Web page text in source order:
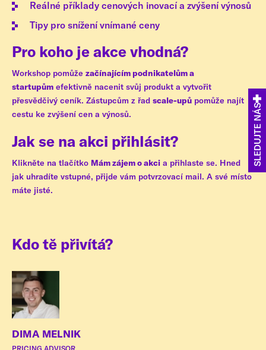
Reálné příklady cenových inovací a zvýšení výnosů
Tipy pro snížení vnímané ceny
Pro koho je akce vhodná?
Workshop pomůže začínajícím podnikatelům a
startupům efektivně nacenit svůj produkt a vytvořit
přesvědčivý ceník. Zástupcům z řad scale-upů pomůže najít
cestu ke zvýšení cen a výnosů.
Jak se na akci přihlásit?
Klikněte na tlačítko Mám zájem o akci a přihlaste se. Hned
jak uhradíte vstupné, přijde vám potvrzovací mail. A své místo
máte jisté.
Kdo tě přivítá?
DIMA MELNIK
PRICING ADVISOR
SLEDUJTE NÁS